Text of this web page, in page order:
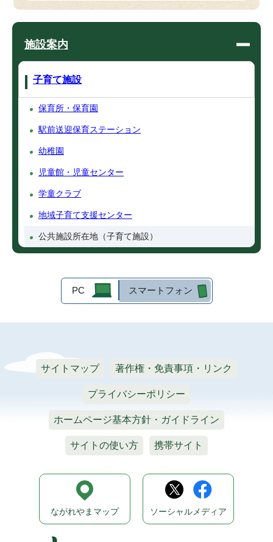
施設案内
子育て施設
保育所・保育園
駅前送迎保育ステーション
幼稚園
児童館・児童センター
学童クラブ
地域子育て支援センター
公共施設所在地（子育て施設）
PC スマートフォン
サイトマップ 著作権・免責事項・リンク
プライバシーポリシー
ホームページ基本方針・ガイドライン
サイトの使い方 携帯サイト
ながれやまマップ ソーシャルメディア